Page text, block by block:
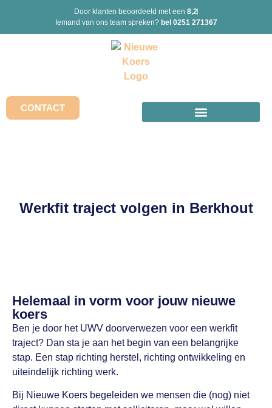
Door klanten beoordeeld met een 8,2
Iemand van ons team spreken? bel 0251 271367
CONTACT
Werkfit traject volgen in Berkhout
Helemaal in vorm voor jouw nieuwe
koers
Ben je door het UWV doorverwezen voor een werkfit
traject? Dan sta je aan het begin van een belangrijke
stap. Een stap richting herstel, richting ontwikkeling en
uiteindelijk richting werk.
Bij Nieuwe Koers begeleiden we mensen die (nog) niet